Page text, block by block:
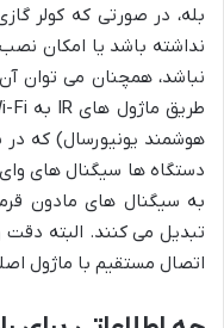
بله، در صورتی که کولر
نداشته باشد یا امکان
نباشد، همچنان می توان
هوشمند یونیورسال) که در
دستگاه ها سیگنال های
به سیگنال های مادون
تبدیل می کنند. البته
اتصال مستقیم با ماژول